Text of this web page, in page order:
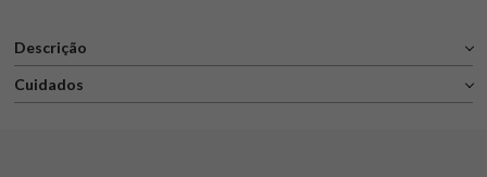
Descrição
Cuidados